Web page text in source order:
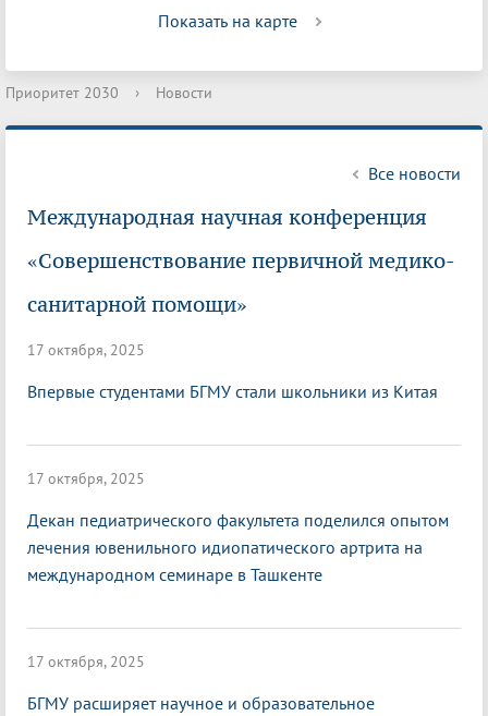
Показать на карте
Приоритет 2030 › Новости
Все новости
Международная научная конференция
«Совершенствование первичной медико-
санитарной помощи»
17 октября, 2025
Впервые студентами БГМУ стали школьники из Китая
17 октября, 2025
Декан педиатрического факультета поделился опытом
лечения ювенильного идиопатического артрита на
международном семинаре в Ташкенте
17 октября, 2025
БГМУ расширяет научное и образовательное